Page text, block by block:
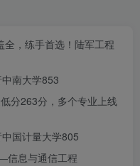
全，练手首选！ 陆军工程
中南大学853
分263分，多个专业上线
中国计量大学805
信息与通信工程